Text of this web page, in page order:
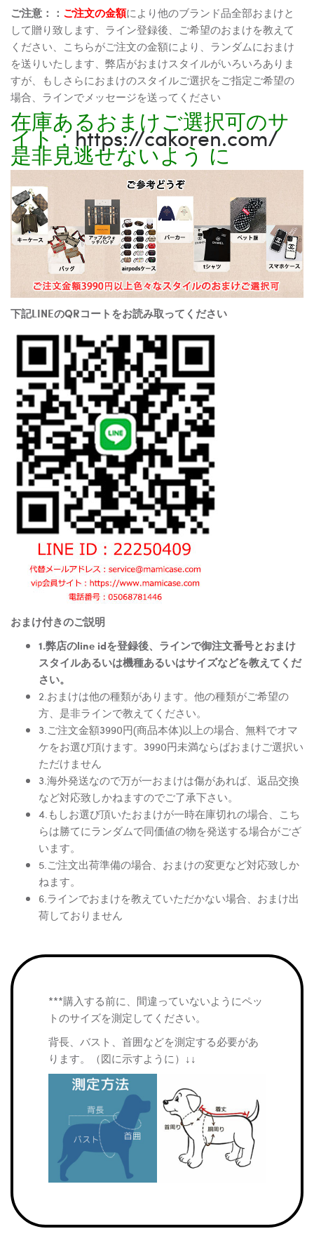
ご注意：： ご注文の金額により他のブランド品全部おまけと
して贈り致します、ライン登録後、ご希望のおまけを教えて
ください、こちらがご注文の金額により、ランダムにおまけ
を送りいたします、弊店がおまけスタイルがいろいろありま
すが、もしさらにおまけのスタイルご選択をご指定ご希望の
場合、ラインでメッセージを送ってください
在庫あるおまけご選択可のサ
イト：https://cakoren.com/
是非見逃せないよう に
下記LINEのQRコートをお読み取ってください
おまけ付きのご説明
1.弊店のline idを登録後、ラインで御注文番号とおまけ
スタイルあるいは機種あるいはサイズなどを教えてくだ
さい。
2.おまけは他の種類があります。他の種類がご希望の
方、是非ラインで教えてください。
3.ご注文金額3990円(商品本体)以上の場合、無料でオマ
ケをお選び頂けます。3990円未満ならばおまけご選択い
ただけません
3.海外発送なので万が一おまけは傷があれば、返品交換
など対応致しかねますのでご了承下さい。
4.もしお選び頂いたおまけが一時在庫切れの場合、こち
らは勝てにランダムで同価値の物を発送する場合がござ
います。
5.ご注文出荷準備の場合、おまけの変更など対応致しか
ねます。
6.ラインでおまけを教えていただかない場合、おまけ出
荷しておりません
***購入する前に、間違っていないようにペッ
トのサイズを測定してください。
背長、バスト、首囲などを測定する必要があ
ります。（図に示すように）↓↓